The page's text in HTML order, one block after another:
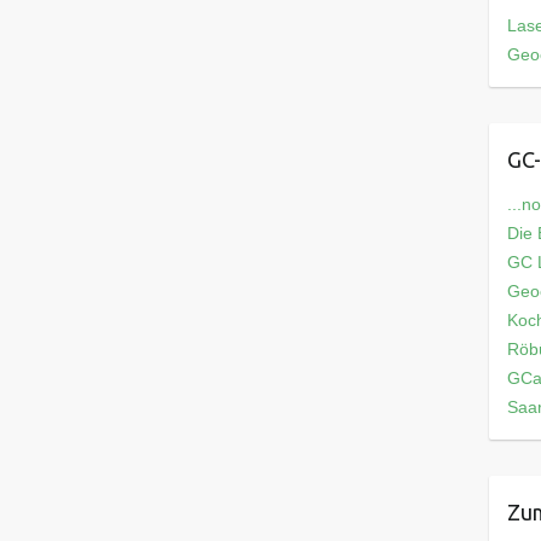
Die
GC